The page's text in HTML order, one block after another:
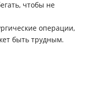
чтобы не
операции,
быть трудным.